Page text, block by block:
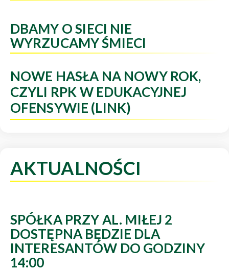
DBAMY O SIECI NIE
WYRZUCAMY ŚMIECI
NOWE HASŁA NA NOWY ROK,
CZYLI RPK W EDUKACYJNEJ
OFENSYWIE (LINK)
AKTUALNOŚCI
SPÓŁKA PRZY AL. MIŁEJ 2
DOSTĘPNA BĘDZIE DLA
INTERESANTÓW DO GODZINY
14:00